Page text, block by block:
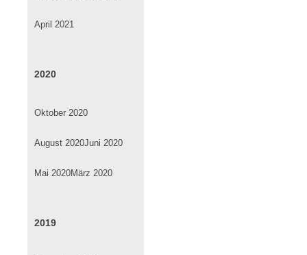
April 2021
2020
Oktober 2020
August 2020Juni 2020
Mai 2020März 2020
2019